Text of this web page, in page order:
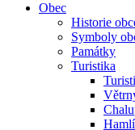
Obec
Historie
Symboly
Památky
Turistika